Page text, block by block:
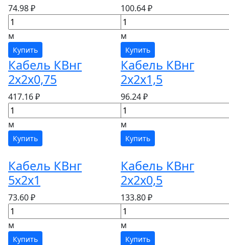
74.98 ₽
м
Купить
100.64 ₽
м
Купить
Кабель КВнг
2х2х0,75
417.16 ₽
м
Купить
Кабель КВнг
2х2х1,5
96.24 ₽
м
Купить
Кабель КВнг
5х2х1
73.60 ₽
м
Купить
Кабель КВнг
2х2х0,5
133.80 ₽
м
Купить